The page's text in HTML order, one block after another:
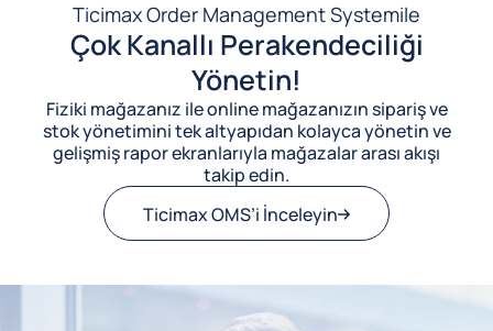
Ticimax Order Management Systemile
Çok Kanallı Perakendeciliği
Yönetin!
Fiziki mağazanız ile online mağazanızın sipariş ve
stok yönetimini tek altyapıdan kolayca yönetin ve
gelişmiş rapor ekranlarıyla mağazalar arası akışı
takip edin.
Ticimax OMS’i İnceleyin